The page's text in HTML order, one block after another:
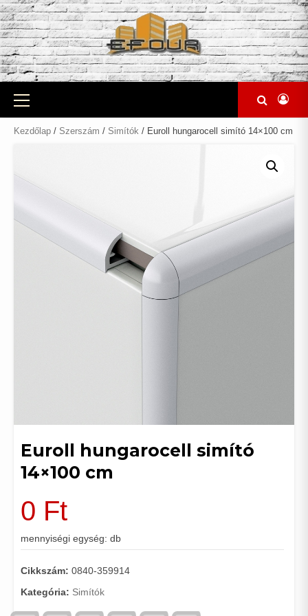
Skip
to
content
Primary
Menu
Kezdőlap / Szerszám / Simítók / Euroll hungarocell simító 14×100 cm
Euroll hungarocell simító
14×100 cm
0 Ft
mennyiségi egység: db
Cikkszám: 0840-359914
Kategória: Simítók